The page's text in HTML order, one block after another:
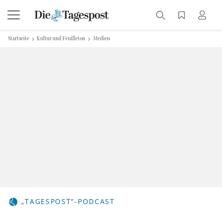
Startseite Kultur und Feuilleton Medien
„TAGESPOST“-PODCAST